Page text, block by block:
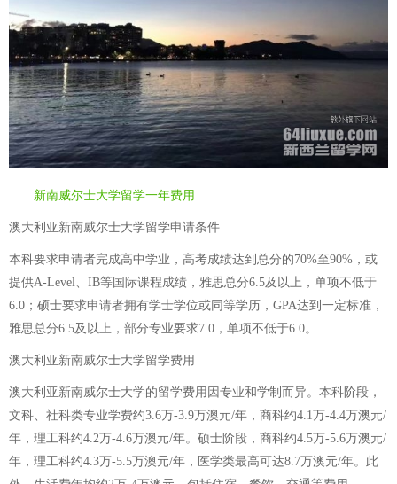
新南威尔士大学留学一年费用
澳大利亚新南威尔士大学留学申请条件
本科要求申请者完成高中学业，高考成绩达到总分的70%至90%，或
提供A-Level、IB等国际课程成绩，雅思总分6.5及以上，单项不低于
6.0；硕士要求申请者拥有学士学位或同等学历，GPA达到一定标准，
雅思总分6.5及以上，部分专业要求7.0，单项不低于6.0。
澳大利亚新南威尔士大学留学费用
澳大利亚新南威尔士大学的留学费用因专业和学制而异。本科阶段，
文科、社科类专业学费约3.6万-3.9万澳元/年，商科约4.1万-4.4万澳元/
年，理工科约4.2万-4.6万澳元/年。硕士阶段，商科约4.5万-5.6万澳元/
年，理工科约4.3万-5.5万澳元/年，医学类最高可达8.7万澳元/年。此